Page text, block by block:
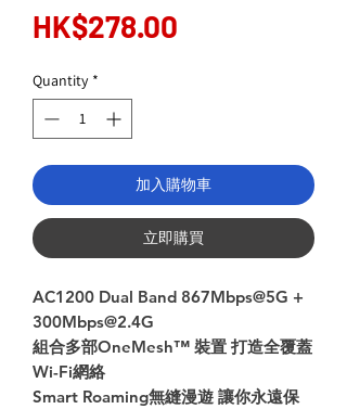
HK$278.00
Quantity *
加入購物車
立即購買
AC1200 Dual Band 867Mbps@5G +
300Mbps@2.4G
組合多部OneMesh™ 裝置 打造全覆蓋
Wi-Fi網絡
Smart Roaming無縫漫遊 讓你永遠保